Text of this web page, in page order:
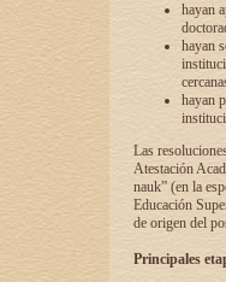
hayan
hayan
hayan
Las
Atestación
nauk” (en la
Educación
de origen del
Principales